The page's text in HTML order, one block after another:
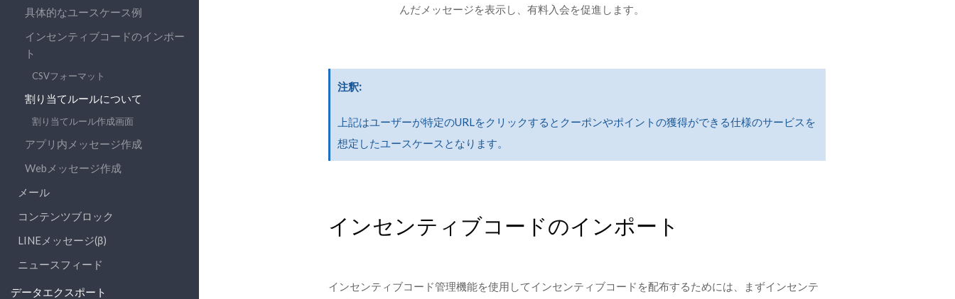
具体的なユースケース例
インセンティブコードのインポー
ト
CSVフォーマット
割り当てルールについて
割り当てルール作成画面
アプリ内メッセージ作成
Webメッセージ作成
メール
コンテンツブロック
LINEメッセージ(β)
ニュースフィード
データエクスポート
んだメッセージを表示し、有料入会を促進します。
注釈
上記はユーザーが特定のURLをクリックするとクーポンやポイントの獲得ができる仕様のサービスを
想定したユースケースとなります。
インセンティブコードのインポート
インセンティブコード管理機能を使用してインセンティブコードを配布するためには、まずインセンテ